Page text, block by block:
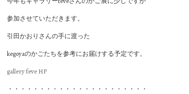
参加させていただきます。
引田かおりさんの手に渡った
kegoyaのかごたちを参考にお届けする予定です。
gallery feve HP
・・・・・・・・・・・・・・・・・・・・・・